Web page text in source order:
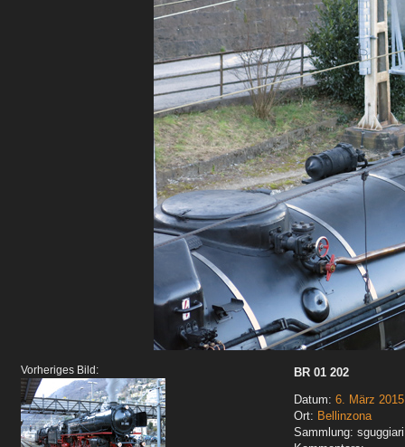
Vorheriges Bild:
BR 01 202
Datum: 6. März 2015
Ort: Bellinzona
Sammlung: